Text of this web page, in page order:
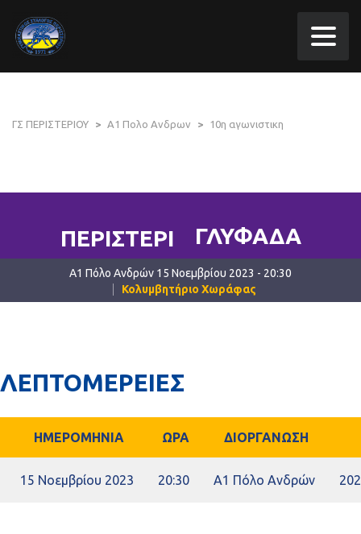
ΓΣ ΠΕΡΙΣΤΕΡΙΟΥ > A1 Πολο Ανδρων > 10η αγωνιστικη
ΠΕΡΙΣΤΕΡΙ ΓΛΥΦΑΔΑ
A1 Πόλο Ανδρών 15 Νοεμβρίου 2023 - 20:30
Κολυμβητήριο Χωράφας
ΛΕΠΤΟΜΕΡΕΙΕΣ
ΗΜΕΡΟΜΗΝΙΑ ΩΡΑ ΔΙΟΡΓΑΝΩΣΗ
15 Νοεμβρίου 2023 20:30 A1 Πόλο Ανδρών